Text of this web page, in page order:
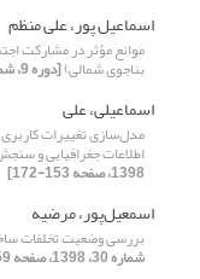
اسماعیل پور، علی منظم
موانع مؤثر در مشارکت
بناجوی شمالی)[دوره 9، شماره 31، 1398، صفحه 53-72]
اسماعیلی، علی
مدل‌سازی تغییرات
اطلاعات جغرافیایی و
1398، صفحه 153-172]
اسمعیل‌پور، مرضیه
بررسی وضعیت تخلفات
شماره 30، 1398، صفحه 59-76]